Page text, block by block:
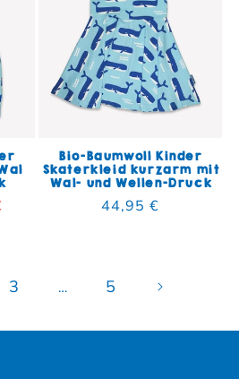
Bio-Baumwoll Kinder
Skaterkleid kurzarm mit
Wal- und Wellen-Druck
Normaler Preis
44,95 €
3 … 5